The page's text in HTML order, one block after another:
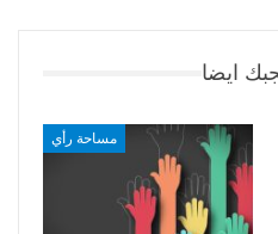
ايضا
مساحة رأي